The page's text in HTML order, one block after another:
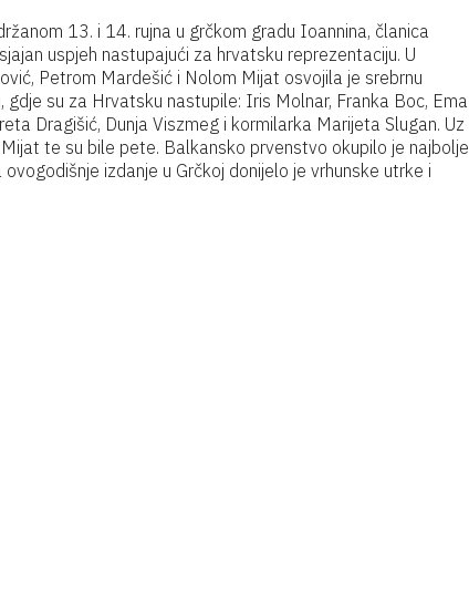
13. i 14. rujna u grčkom gradu Ioannina, članica
uspjeh nastupajući za hrvatsku reprezentaciju. U
Petrom Mardešić i Nolom Mijat osvojila je srebrnu
su za Hrvatsku nastupile: Iris Molnar, Franka Boc, Ema
Dragišić, Dunja Viszmeg i kormilarka Marijeta Slugan. Uz
te su bile pete. Balkansko prvenstvo okupilo je najbolje
izdanje u Grčkoj donijelo je vrhunske utrke i